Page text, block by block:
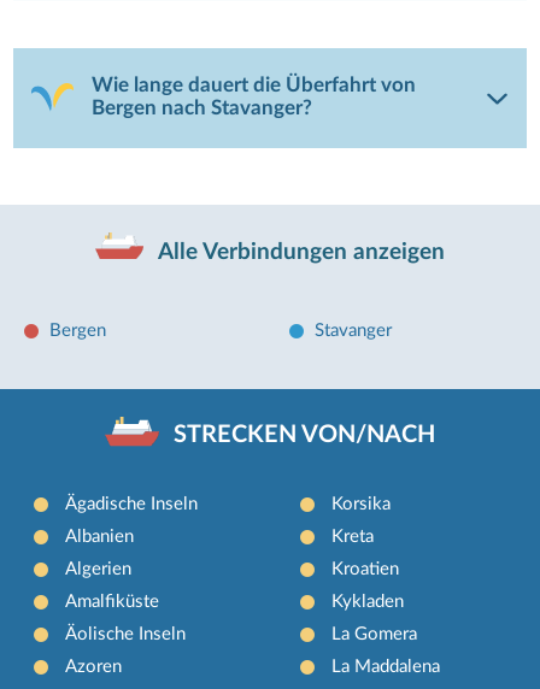
Wie lange dauert die Überfahrt von
Bergen nach Stavanger?
Alle Verbindungen anzeigen
Bergen Stavanger
STRECKEN VON/NACH
Ägadische Inseln
Albanien
Algerien
Amalfiküste
Äolische Inseln
Azoren
Korsika
Kreta
Kroatien
Kykladen
La Gomera
La Maddalena